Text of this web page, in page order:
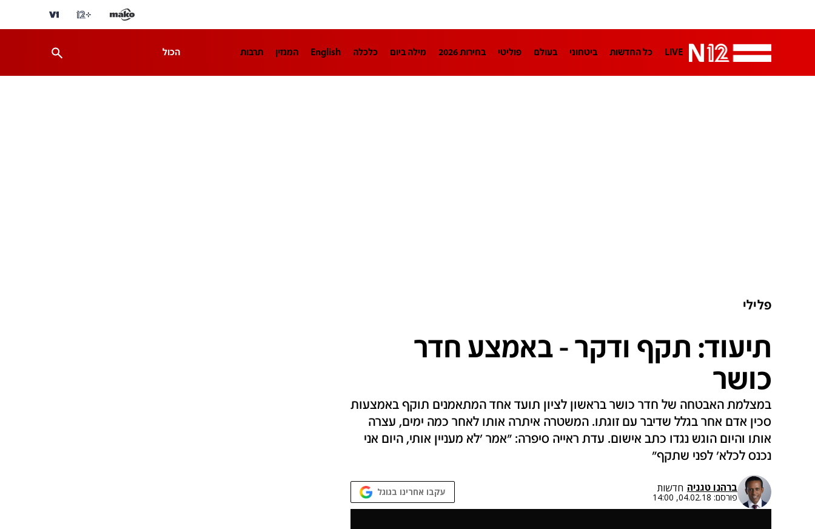
LIVE כל החדשות ביטחוני בעולם פוליטי בחירות 2026 מילה ביום כלכלה English המגזין תרבות הכול
פלילי
תיעוד: תקף ודקר - באמצע חדר
כושר
במצלמת האבטחה של חדר כושר בראשון לציון תועד אחד המתאמנים תוקף באמצעות
סכין אדם אחר בגלל שדיבר עם זוגתו. המשטרה איתרה אותו לאחר כמה ימים, עצרה
אותו והיום הוגש נגדו כתב אישום. עדת ראייה סיפרה: "אמר 'לא מעניין אותי, היום אני
נכנס לכלא' לפני שתקף"
ברהנו טגניה חדשות
פורסם: 04.02.18, 14:00 עקבו אחרינו בגוגל